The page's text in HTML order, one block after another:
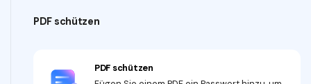
PDF schützen
PDF schützen